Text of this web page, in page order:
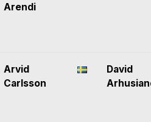
Arendi
Arvid
Carlsson
David